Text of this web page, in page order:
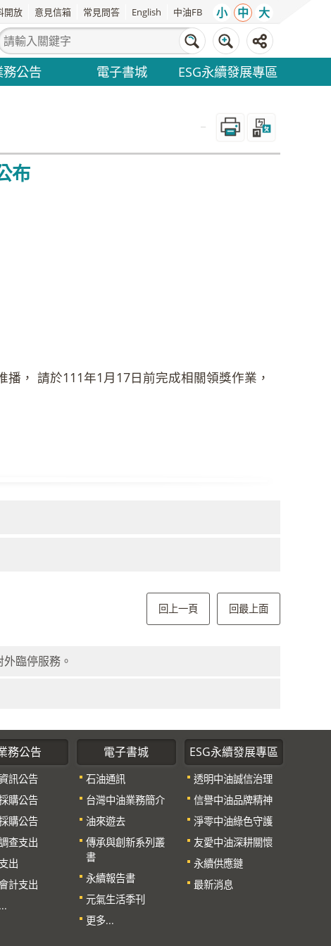
開放 意見信箱 常見問答 English 中油FB 小 中 大
務公告 電子書城 ESG永續發展專區
布
播， 請於111年1月17日前完成相關領獎作業，
回上一頁 回最上面
臨停服務。
務公告
訊公告
購公告
購公告
查支出
出
計支出
電子書城
石油通訊
台灣中油業務簡介
油來遊去
傳承與創新系列叢
書
永續報告書
元氣生活季刊
更多...
ESG永續發展專區
透明中油誠信治理
信譽中油品牌精神
淨零中油綠色守護
友愛中油深耕關懷
永續供應鏈
最新消息